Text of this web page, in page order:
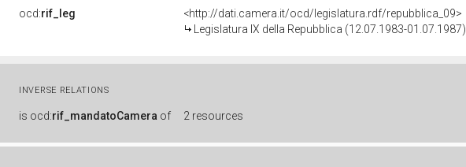
ocd:rif_leg
<http://dati.camera.it/ocd/legislatura.rdf/repubblica_09>
Legislatura IX della Repubblica (12.07.1983-01.07.1987)
INVERSE RELATIONS
is ocd:rif_mandatoCamera of 2 resources